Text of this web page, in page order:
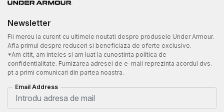
Newsletter
Fii mereu la curent cu ultimele noutati despre produsele Under Armour.
Afla primul despre reduceri si beneficiaza de oferte exclusive.
*Am citit, am inteles si am luat la cunostinta politica de
confidentialitate. Furnizarea adresei de e-mail reprezinta acordul dvs.
pt a primi comunicari din partea noastra.
Email Address